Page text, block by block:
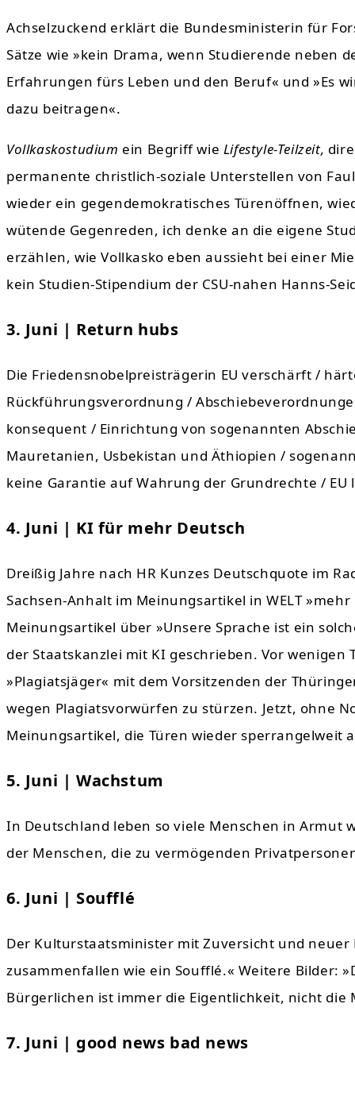
Achselzuckend erklärt die Bundesministerin für
Sätze wie »kein Drama, wenn Studierende neben
Erfahrungen fürs Leben und den Beruf« und »Es
dazu beitragen«.
Vollkaskostudium ein Begriff wie Lifestyle-Teilzeit,
permanente christlich-soziale Unterstellen von
wieder ein gegendemokratisches Türenöffnen,
wütende Gegenreden, ich denke an die eigene
erzählen, wie Vollkasko eben aussieht bei einer
kein Studien-Stipendium der CSU-nahen Hanns-
3. Juni | Return hubs
Die Friedensnobelpreisträgerin EU verschärft /
Rückführungsverordnung /
konsequent / Einrichtung von sogenannten
Mauretanien, Usbekistan und Äthiopien /
keine Garantie auf Wahrung der Grundrechte / EU
4. Juni | KI für mehr Deutsch
Dreißig Jahre nach HR Kunzes Deutschquote im
Sachsen-Anhalt im Meinungsartikel in WELT
Meinungsartikel über »Unsere Sprache ist ein
der Staatskanzlei mit KI geschrieben. Vor
»Plagiatsjäger« mit dem Vorsitzenden der
wegen Plagiatsvorwürfen zu stürzen. Jetzt, ohne
Meinungsartikel, die Türen wieder sperrangelweit
5. Juni | Wachstum
In Deutschland leben so viele Menschen in Armut
der Menschen, die zu vermögenden
6. Juni | Soufflé
Der Kulturstaatsminister mit Zuversicht und
zusammenfallen wie ein Soufflé.« Weitere Bilder:
Bürgerlichen ist immer die Eigentlichkeit, nicht die
7. Juni | good news bad news